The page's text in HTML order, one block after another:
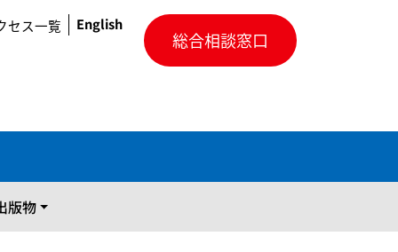
セス一覧 English
総合相談窓口
版物